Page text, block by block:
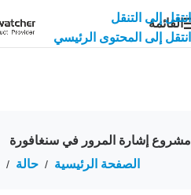
انتقل إلى التنقل
انتقل إلى المحتوى الرئيسي
القائمة
مشروع إشارة المرور في سنغافورة
الصفحة الرئيسية / حالة /